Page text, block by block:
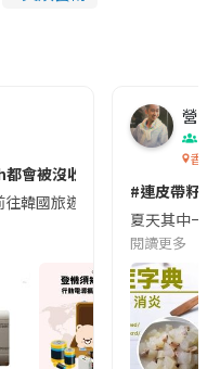
會被沒收😱出發前切記檢查
往韓國旅遊的民眾，近期要
營養
香港
#連皮帶籽
夏天其中一
閱讀更多